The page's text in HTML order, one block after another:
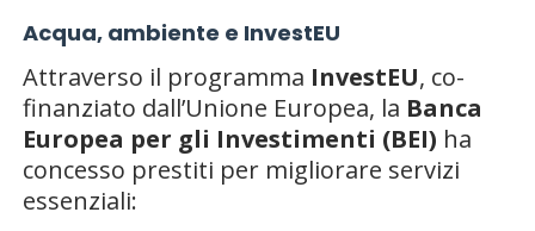
Acqua, ambiente e InvestEU
Attraverso il programma InvestEU, co-
finanziato dall’Unione Europea, la Banca
Europea per gli Investimenti (BEI) ha
concesso prestiti per migliorare servizi
essenziali: